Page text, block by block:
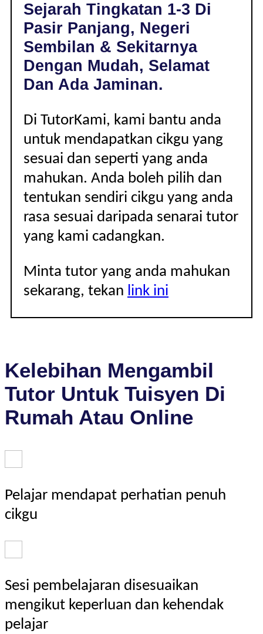
SEMBILAN
TINGKATAN
1-
Sejarah Tingkatan 1-3 Di
Pasir Panjang, Negeri
Sembilan & Sekitarnya
Dengan Mudah, Selamat
Dan Ada Jaminan.
Di TutorKami, kami bantu anda
untuk mendapatkan cikgu yang
sesuai dan seperti yang anda
mahukan. Anda boleh pilih dan
tentukan sendiri cikgu yang anda
rasa sesuai daripada senarai tutor
yang kami cadangkan.
Minta tutor yang anda mahukan
sekarang, tekan link ini
Kelebihan Mengambil
Tutor Untuk Tuisyen Di
Rumah Atau Online
Pelajar mendapat perhatian penuh
cikgu
Sesi pembelajaran disesuaikan
mengikut keperluan dan kehendak
pelajar